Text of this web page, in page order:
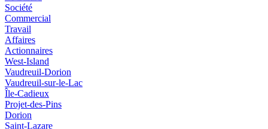
Société
Commercial
Travail
Affaires
Actionnaires
West-Island
Vaudreuil-Dorion
Vaudreuil-sur-le-Lac
Île-Cadieux
Projet-des-Pins
Dorion
Saint-Lazare